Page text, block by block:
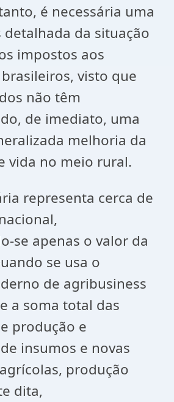
é necessária uma
detalhada da situação
impostos aos
visto que
não têm
de imediato, uma
melhoria da
vida no meio rural.
representa cerca de
se apenas o valor da
se usa o
de agribusiness
a soma total das
produção e
insumos e novas
produção
dita,